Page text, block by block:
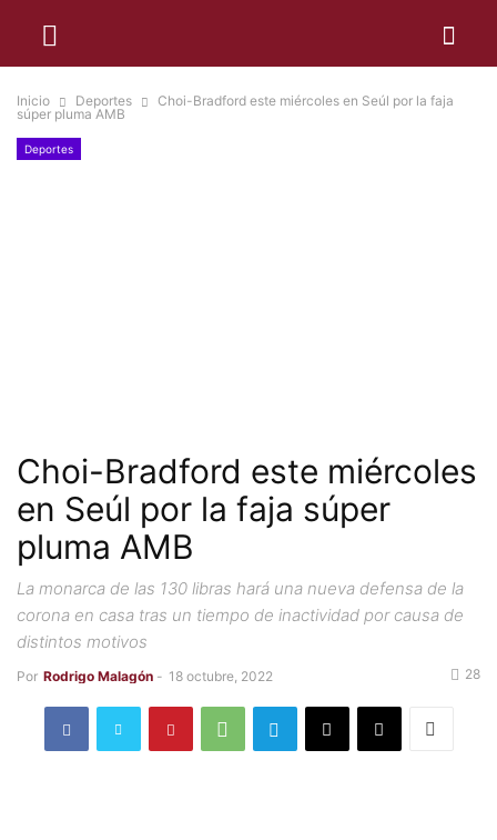
Inicio Deportes
Choi-Bradford este miércoles en Seúl por la faja
súper pluma AMB
Deportes
Choi-Bradford este miércoles
en Seúl por la faja súper
pluma AMB
La monarca de las 130 libras hará una nueva defensa de la
corona en casa tras un tiempo de inactividad por causa de
distintos motivos
Por Rodrigo Malagón - 18 octubre, 2022 28